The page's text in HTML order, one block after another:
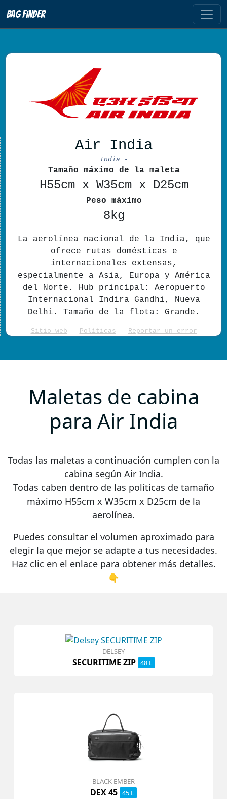
Bag Finder
Air India
India -
Tamaño máximo de la maleta
H55cm x W35cm x D25cm
Peso máximo
8kg
La aerolínea nacional de la India, que
ofrece rutas domésticas e
internacionales extensas,
especialmente a Asia, Europa y América
del Norte. Hub principal: Aeropuerto
Internacional Indira Gandhi, Nueva
Delhi. Tamaño de la flota: Grande.
Sitio web - Políticas - Reportar un error
Maletas de cabina
para Air India
Todas las maletas a continuación cumplen con la
cabina según Air India.
Todas caben dentro de las políticas de tamaño
máximo H55cm x W35cm x D25cm de la
aerolínea.
Puedes consultar el volumen aproximado para
elegir la que mejor se adapte a tus necesidades.
Haz clic en el enlace para obtener más detalles.
👇
DELSEY
SECURITIME ZIP 48 L
BLACK EMBER
DEX 45 45 L